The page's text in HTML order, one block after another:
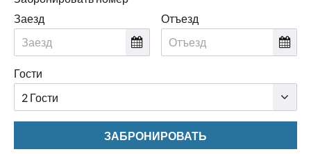
Заезд
Отъезд
Гости
ЗАБРОНИРОВАТЬ